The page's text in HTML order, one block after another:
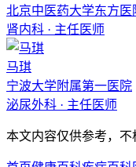
北京中医药大学东方医
肾内科 · 主任医师
马琪
宁波大学附属第一医院
泌尿外科 · 主任医师
本文内容仅供参考，不